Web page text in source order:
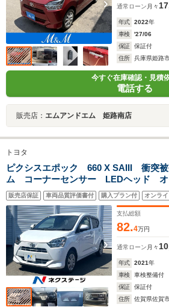
通常ローン 月々
年式 2022年
車検
'27/06
保証
保証付
住所
兵庫県姫路
今すぐ在庫確認・見積
電話する
販売店： エムアンドエム 姫路南店
トヨタ
ピクシスエポック 660 X SAIII 衝突被
ム コーナーセンサー LEDヘッド オ
販売店保証 車両品質評価書付 購入プラン付 オンラ
支払総額
82.4万円
通常ローン 月々
年式 2021年
車検
車検整備付
保証
保証付
住所
佐賀県佐賀